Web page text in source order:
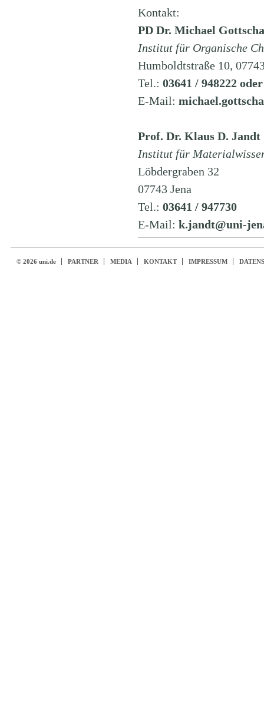
Kontakt:
PD Dr. Michael
Institut für Organische
Humboldtstraße 10,
Tel.: 03641 / 948222
E-Mail:
Prof. Dr. Klaus D. Jandt
Institut für
Löbdergraben 32
07743 Jena
Tel.: 03641 / 947730
E-Mail: k.jandt@uni-
© 2026 uni.de PARTNER MEDIA KONTAKT IMPRESSUM